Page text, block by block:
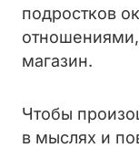
подростков
магазин.
Чтобы
в мыслях и